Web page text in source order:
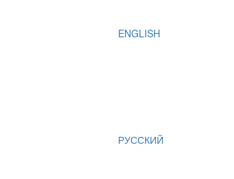
ENGLISH
РУССКИЙ